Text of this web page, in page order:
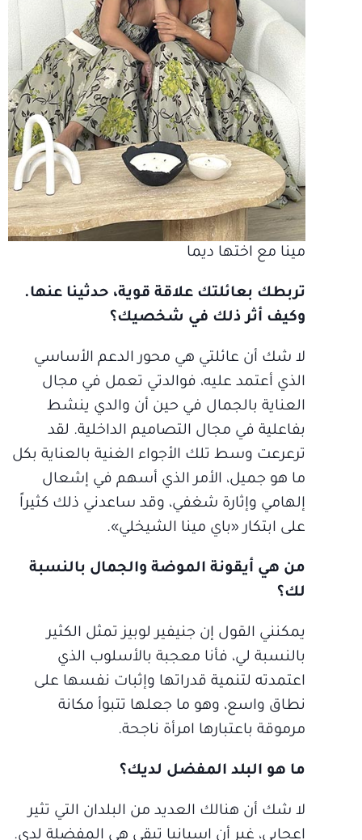
مينا مع اختها ديما
تربطك بعائلتك علاقة قوية، حدثينا عنها.
وكيف أثر ذلك في شخصيك؟
لا شك أن عائلتي هي محور الدعم الأساسي
الذي أعتمد عليه، فوالدتي تعمل في مجال
العناية بالجمال في حين أن والدي ينشط
بفاعلية في مجال التصاميم الداخلية. لقد
ترعرعت وسط تلك الأجواء الغنية بالعناية بكل
ما هو جميل، الأمر الذي أسهم في إشعال
إلهامي وإثارة شغفي، وقد ساعدني ذلك كثيراً
على ابتكار «باي مينا الشيخلي».
من هي أيقونة الموضة والجمال بالنسبة
لك؟
يمكنني القول إن جنيفير لوبيز تمثل الكثير
بالنسبة لي، فأنا معجبة بالأسلوب الذي
اعتمدته لتنمية قدراتها وإثبات نفسها على
نطاق واسع، وهو ما جعلها تتبوأ مكانة
مرموقة باعتبارها امرأة ناجحة.
ما هو البلد المفضل لديك؟
لا شك أن هنالك العديد من البلدان التي تثير
إعجابي، غير أن إسبانيا تبقى هي المفضلة لدي.